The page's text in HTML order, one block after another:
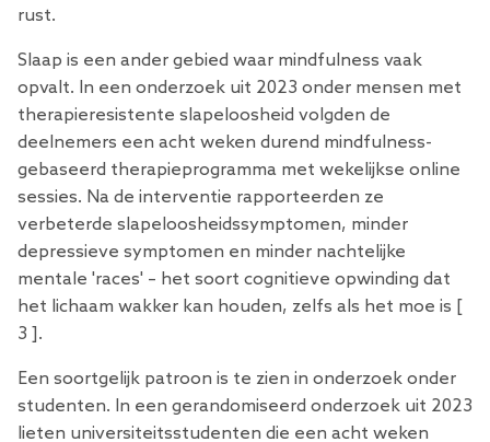
rust.
Slaap is een ander gebied waar mindfulness vaak
opvalt. In een onderzoek uit 2023 onder mensen met
therapieresistente slapeloosheid volgden de
deelnemers een acht weken durend mindfulness-
gebaseerd therapieprogramma met wekelijkse online
sessies. Na de interventie rapporteerden ze
verbeterde slapeloosheidssymptomen, minder
depressieve symptomen en minder nachtelijke
mentale 'races' – het soort cognitieve opwinding dat
het lichaam wakker kan houden, zelfs als het moe is [
3 ].
Een soortgelijk patroon is te zien in onderzoek onder
studenten. In een gerandomiseerd onderzoek uit 2023
lieten universiteitsstudenten die een acht weken